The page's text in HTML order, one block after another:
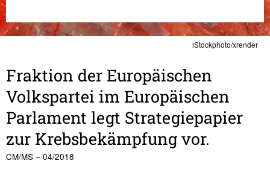
iStockphoto/xrender
Frak­tion der Euro­päi­schen
Volks­partei im Euro­päi­schen
Parla­ment legt Stra­te­gie­pa­pier
zur Krebs­be­kämp­fung vor.
CM/MS – 04/2018